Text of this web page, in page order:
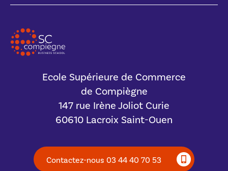
Ecole Supérieure de Commerce
de Compiègne
147 rue Irène Joliot Curie
60610 Lacroix Saint-Ouen
Contactez-nous 03 44 40 70 53